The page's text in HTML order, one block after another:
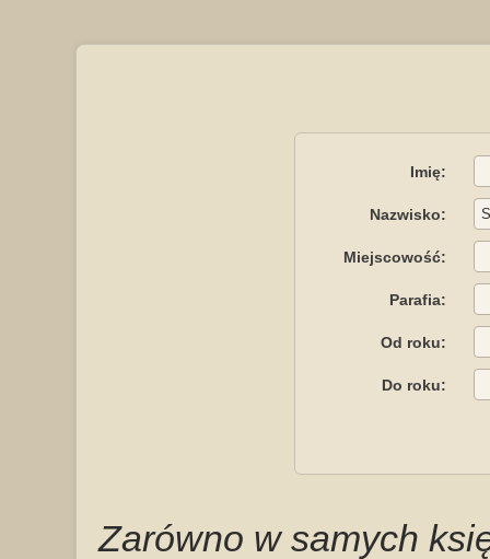
Imię:
Nazwisko:
Miejscowość:
Parafia:
Od roku:
Do roku:
Zarówno w samych